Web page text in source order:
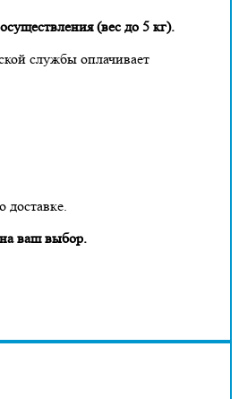
(вес до 5 кг).
службы оплачивает
ваш выбор.